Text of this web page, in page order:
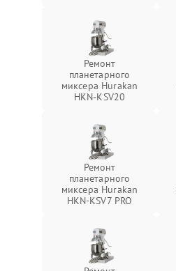
Ремонт
планетарного
миксера Hurakan
HKN-KSV20
Ремонт
планетарного
миксера Hurakan
HKN-KSV7 PRO